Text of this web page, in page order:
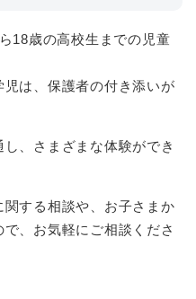
18歳の高校生までの児童
は、保護者の付き添いが
、さまざまな体験ができ
する相談や、お子さまか
、お気軽にご相談くださ